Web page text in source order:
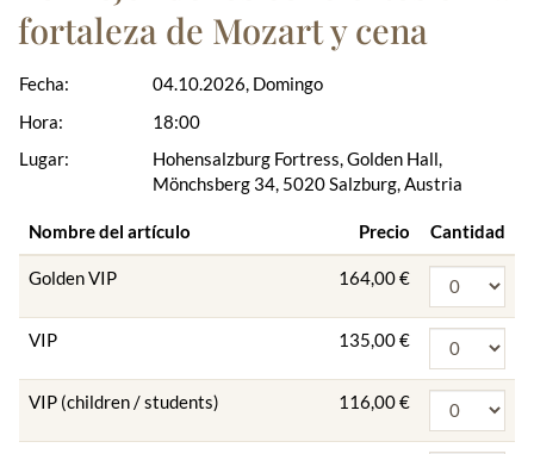
fortaleza de Mozart y cena
Fecha:
Hora:
Lugar:
04.10.2026, Domingo
18:00
Hohensalzburg Fortress, Golden Hall,
Mönchsberg 34, 5020 Salzburg, Austria
Nombre del artículo Precio Cantidad
Golden VIP 164,00 €
VIP 135,00 €
VIP (children / students) 116,00 €